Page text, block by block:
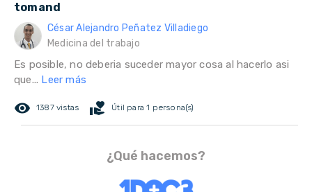
tomand
César Alejandro Peñatez Villadiego
Medicina del trabajo
Es posible, no deberia suceder mayor cosa al hacerlo asi
que... Leer más
remove_red_eye 1387 vistas volunteer_activism Útil para 1 persona(s)
¿Qué hacemos?